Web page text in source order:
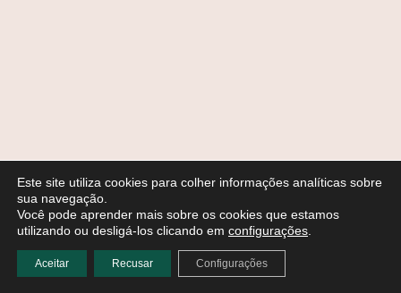
Este site utiliza cookies para colher informações analíticas sobre
sua navegação.
Você pode aprender mais sobre os cookies que estamos
utilizando ou desligá-los clicando em configurações
Aceitar Recusar Configurações